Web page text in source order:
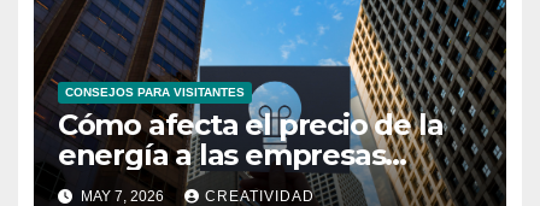
CONSEJOS PARA VISITANTES
Cómo afecta el precio de la
energía a las empresas
españolas
MAY 7, 2026 CREATIVIDAD